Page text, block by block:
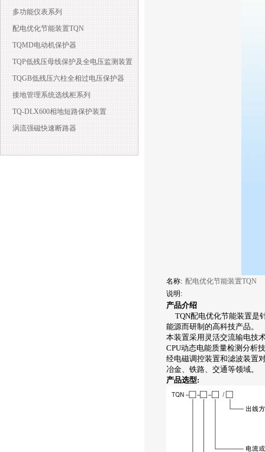
多功能仪表系列
配电优化节能装置TQN
TQMD电动机保护器
TQP低残压母线保护及全电压监测装置
TQGB低残压六柱全相过电压保护器
接地管理系统选线柜系列
TQ-DLX600相地短路保护装置
涡流强磁快速断路器
名称: 配电优化节能装置TQN
说明:
产品介绍
TQN配电优化节能装置是
能源而研制的高科技产品。
本装置采用灵活交流输电技
CPU动态电能质量检测分析
经电磁调控装置和滤波装置
冶金、铁路、交通等领域。
产品选型: